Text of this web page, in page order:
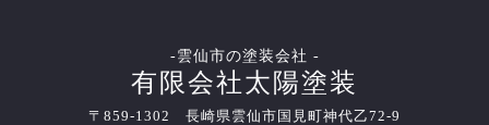
-雲仙市の塗装会社 -
有限会社太陽塗装
〒859-1302 長崎県雲仙市国見町神代乙72-9